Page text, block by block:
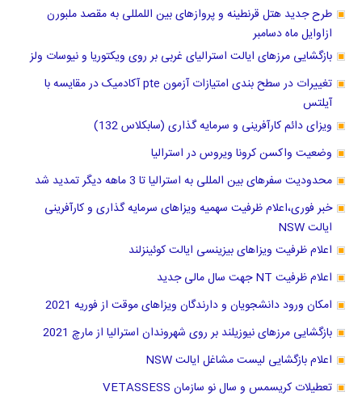
طرح جدید هتل قرنطینه و پروازهای بین اللمللی به مقصد ملبورن
ازاوایل ماه دسامبر
بازگشایی مرزهای ایالت استرالیای غربی بر روی ویکتوریا و نیوسات ولز
تغییرات در سطح بندی امتیازات آزمون pte آکادمیک در مقایسه با
آیلتس
ویزای دائم کارآفرینی و سرمایه گذاری (سابکلاس 132)
وضعیت واکسن کرونا ویروس در استرالیا
محدودیت سفرهای بین المللی به استرالیا تا 3 ماهه دیگر تمدید شد
خبر فوری،اعلام ظرفیت سهمیه ویزاهای سرمایه گذاری و کارآفرینی
ایالت NSW
اعلام ظرفیت ویزاهای بیزینسی ایالت کوئینزلند
اعلام ظرفیت NT جهت سال مالی جدید
امکان ورود دانشجویان و دارندگان ویزاهای موقت از فوریه 2021
بازگشایی مرزهای نیوزیلند بر روی شهروندان استرالیا از مارچ 2021
اعلام بازگشایی لیست مشاغل ایالت NSW
تعطیلات کریسمس و سال نو سازمان VETASSESS